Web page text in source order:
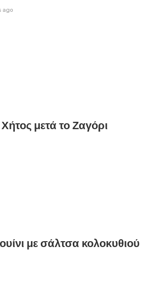
ago
μετά το Ζαγόρι
με σάλτσα κολοκυθιού